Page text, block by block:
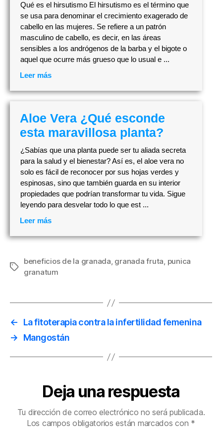
Qué es el hirsutismo El hirsutismo es el término que
se usa para denominar el crecimiento exagerado de
cabello en las mujeres. Se refiere a un patrón
masculino de cabello, es decir, en las áreas
sensibles a los andrógenos de la barba y el bigote o
aquel que ocurre más grueso que lo usual e ...
Leer más
Aloe Vera ¿Qué esconde
esta maravillosa planta?
¿Sabías que una planta puede ser tu aliada secreta
para la salud y el bienestar? Así es, el aloe vera no
solo es fácil de reconocer por sus hojas verdes y
espinosas, sino que también guarda en su interior
propiedades que podrían transformar tu vida. Sigue
leyendo para desvelar todo lo que est ...
Leer más
Etiquetas
beneficios de la granada, granada fruta, punica
granatum
←
La fitoterapia contra la infertilidad femenina
→
Mangostán
Deja una respuesta
Tu dirección de correo electrónico no será publicada.
Los campos obligatorios están marcados con *